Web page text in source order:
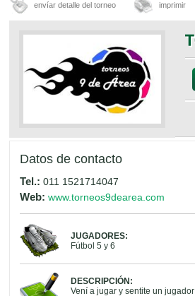
envíar detalle del torneo imprimir
Datos de contacto
Tel.: 011 1521714047
Web: www.torneos9dearea.com
JUGADORES:
Fútbol 5 y 6
DESCRIPCIÓN:
Vení a jugar y sentite un jugador